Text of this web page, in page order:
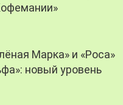
Марка» и «Роса»
новый уровень